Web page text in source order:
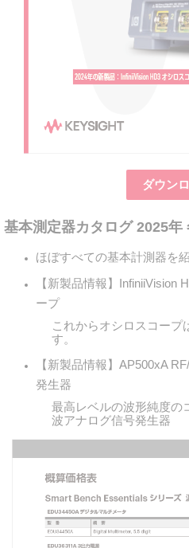
ダウン
基本測定器カタログ 2025年
ほぼすべての基本計測器を
【新製品情報】
ープ
これからオシロスコープ
す。
【新製品情報】AP500xA
発生器
最高レベルの波形純度の
波アナログ信号発生器